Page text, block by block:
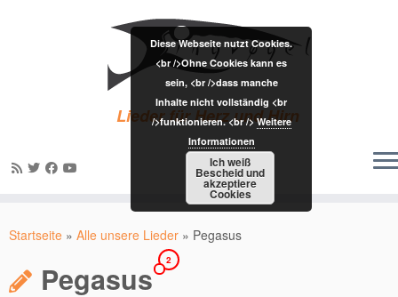
Inhalt
Lieder für Herz und Hirn
Startseite » Alle unsere Lieder » Pegasus
Pegasus 2
Diese Webseite nutzt Cookies.
<br />Ohne Cookies kann es
sein, <br />dass manche
Inhalte nicht vollständig <br
/>funktionieren. <br />Weitere
Informationen
Ich weiß
Bescheid und
akzeptiere
Cookies